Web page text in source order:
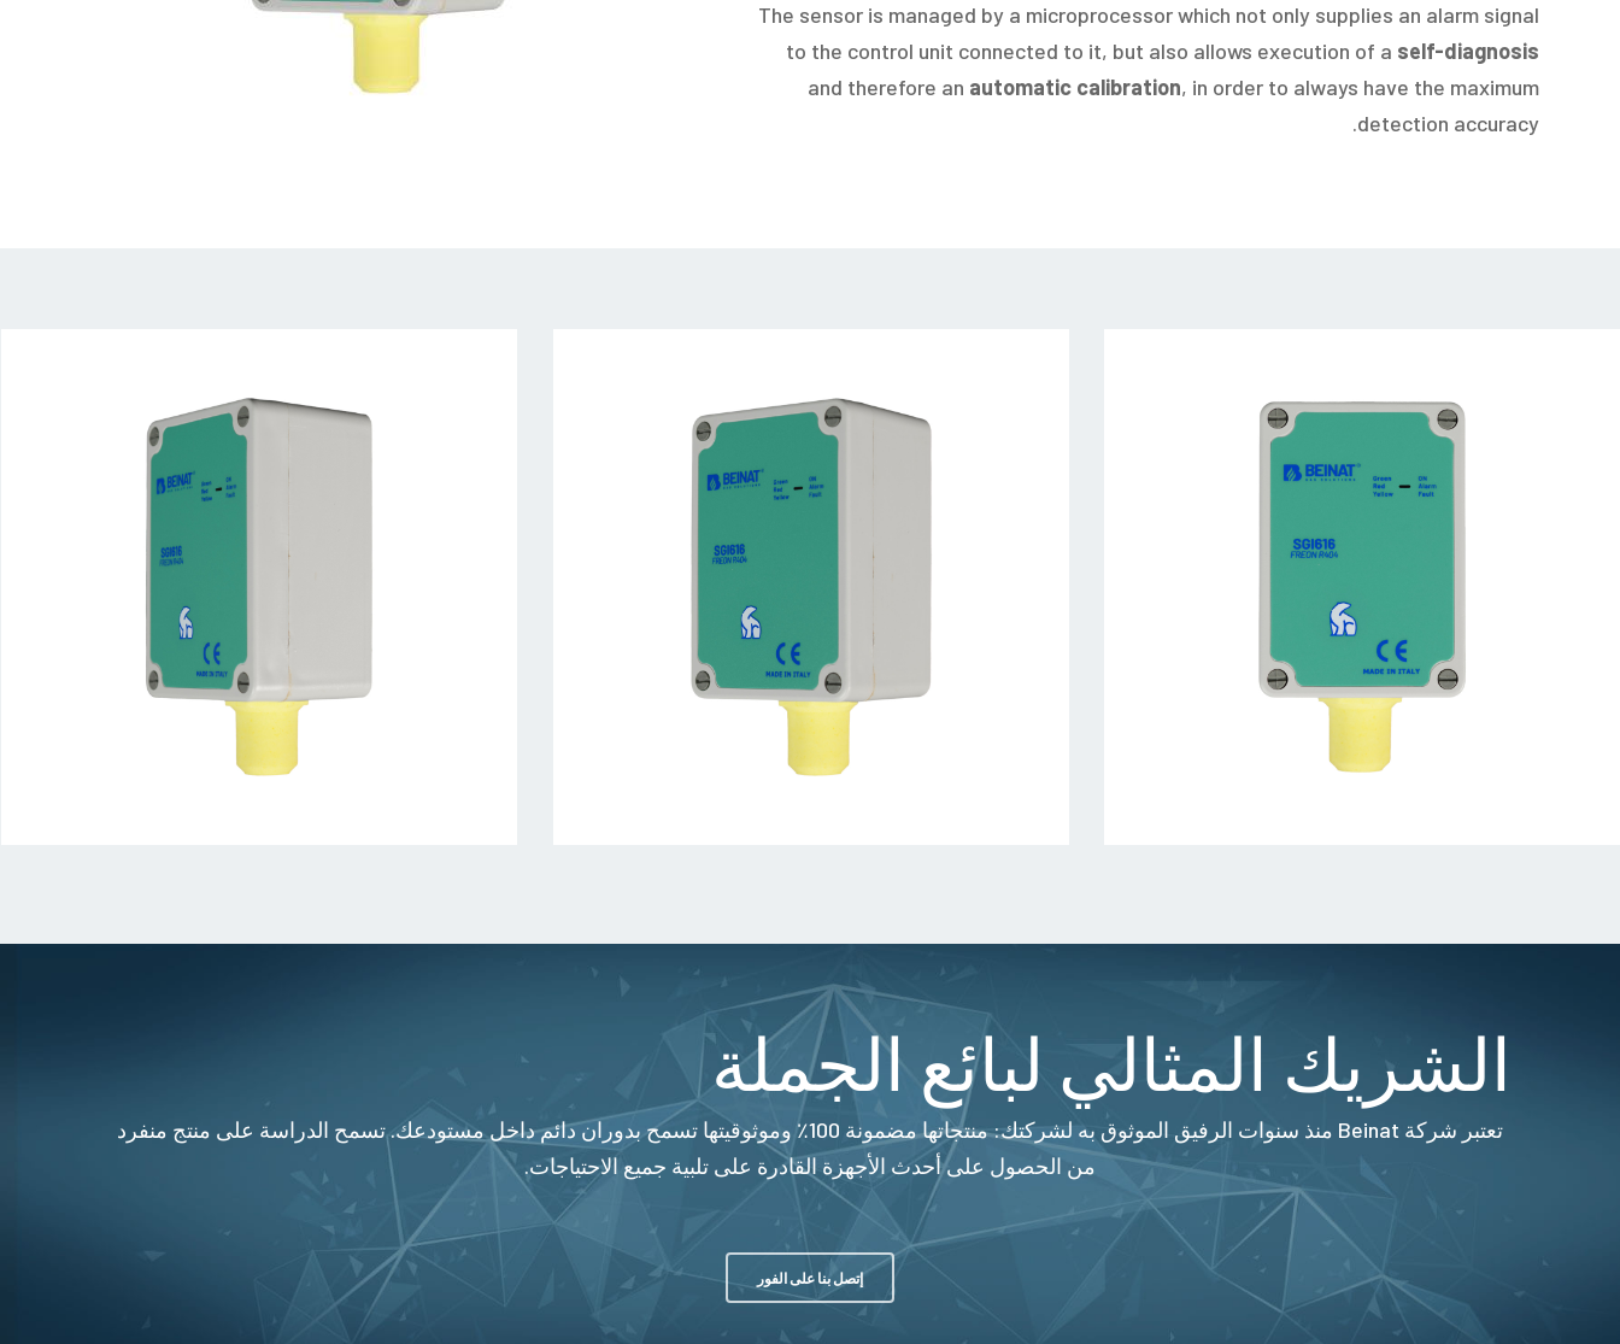
Drag to spin
The sensor is managed by a microprocessor which not only supplies an alarm signal
to the control unit connected to it, but also allows execution of a self-diagnosis
and therefore an automatic calibration, in order to always have the maximum
detection accuracy.
الشريك المثالي لبائع الجملة
تعتبر شركة Beinat منذ سنوات الرفيق الموثوق به لشركتك: منتجاتها مضمونة 100٪ وموثوقيتها تسمح بدوران دائم داخل مستودعك. تسمح الدراسة على منتج منفرد
من الحصول على أحدث الأجهزة القادرة على تلبية جميع الاحتياجات.
إتصل بنا على الفور